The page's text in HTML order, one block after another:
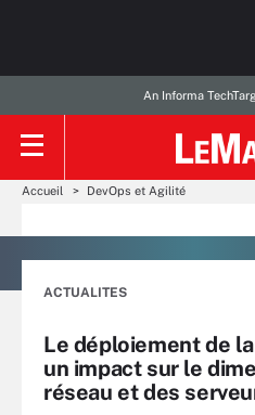
An Informa
Accueil DevOps et Agilité
ACTUALITES
Le déploiement de
un impact sur le
réseau et des